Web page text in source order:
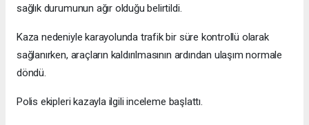
sağlık durumunun ağır olduğu belirtildi.
Kaza nedeniyle karayolunda trafik bir süre kontrollü olarak
sağlanırken, araçların kaldırılmasının ardından ulaşım normale
döndü.
Polis ekipleri kazayla ilgili inceleme başlattı.